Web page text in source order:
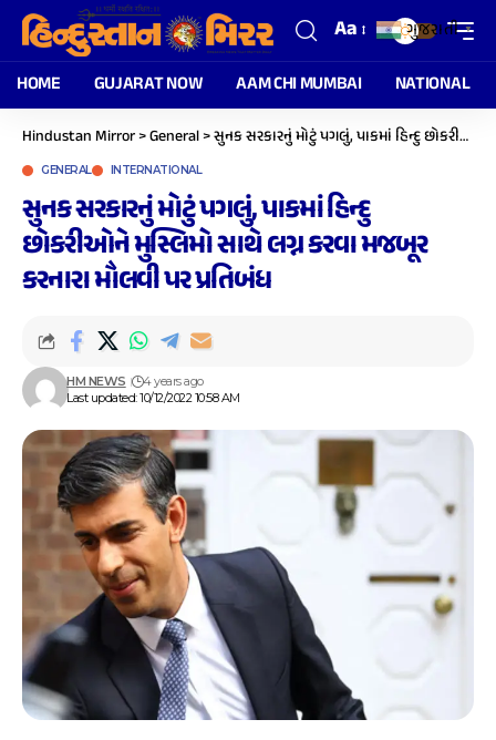
Aa
HOME GUJARAT NOW AAM CHI MUMBAI NATIONAL
Hindustan Mirror>General>સુનક સરકારનું મોટું પગલું, પાકમાં હિન્દુ છોકરીઓને મુસ્લિમો સાથે લગ્ન કરવા મજબૂર કરનારા મૌલવી પર પ્રતિબંધ
GENERAL INTERNATIONAL
સુનક સરકારનું મોટું પગલું, પાકમાં હિન્દુ
છોકરીઓને મુસ્લિમો સાથે લગ્ન કરવા મજબૂર
કરનારા મૌલવી પર પ્રતિબંધ
Last updated: 10/12/2022 10:58 AM
HM NEWS 4 years ago
ગુજરાતી ▼